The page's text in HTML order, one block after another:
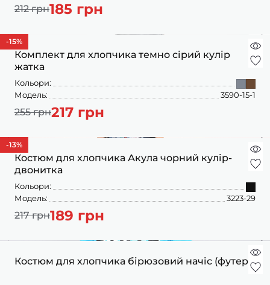
212 грн185 грн
-15%
Комплект для хлопчика темно сірий кулір
жатка
Кольори:
Модель:
3590-15-1
255 грн217 грн
-13%
Костюм для хлопчика Акула чорний кулір-
двонитка
Кольори:
Модель:
3223-29
217 грн189 грн
Костюм для хлопчика бірюзовий начіс (футер)